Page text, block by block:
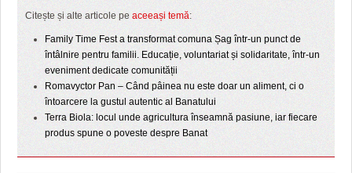
Citește și alte articole pe aceeași temă:
Family Time Fest a transformat comuna Șag într-un punct de
întâlnire pentru familii. Educație, voluntariat și solidaritate, într-un
eveniment dedicate comunității
Romavyctor Pan – Când pâinea nu este doar un aliment, ci o
întoarcere la gustul autentic al Banatului
Terra Biola: locul unde agricultura înseamnă pasiune, iar fiecare
produs spune o poveste despre Banat